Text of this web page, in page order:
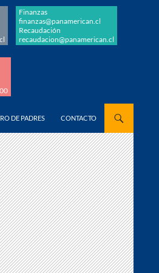
Finanzas
finanzas@panamerican.cl
Recaudación
recaudacion@panamerican.cl
DE PADRES CONTACTO